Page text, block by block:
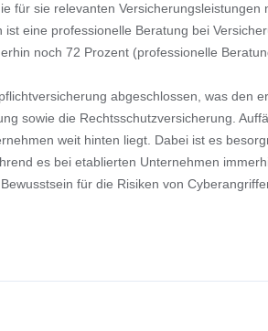
für sie relevanten Versicherungsleistungen
eine professionelle Beratung bei
noch 72 Prozent (professionelle
abgeschlossen, was den
sowie die Rechtsschutzversicherung.
weit hinten liegt. Dabei ist es
es bei etablierten Unternehmen
für die Risiken von